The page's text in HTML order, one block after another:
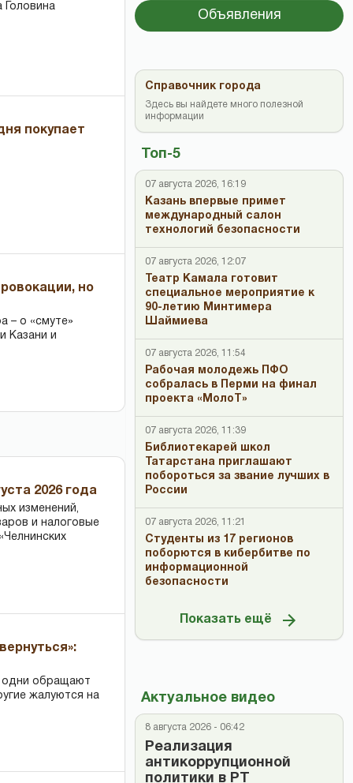
покупает
но
– о «смуте»
Казани и
2026 года
изменений,
и налоговые
одни обращают
жалуются на
Объявления
Топ-5
07 августа 2026, 16:19
Казань впервые примет
международный салон
технологий безопасности
07 августа 2026, 12:07
Театр Камала готовит
специальное мероприятие к
90-летию Минтимера
Шаймиева
07 августа 2026, 11:54
Рабочая молодежь ПФО
собралась в Перми на финал
проекта «МолоТ»
07 августа 2026, 11:39
Библиотекарей школ
Татарстана приглашают
побороться за звание лучших в
России
07 августа 2026, 11:21
Студенты из 17 регионов
поборются в кибербитве по
информационной
безопасности
Показать ещё
Актуальное видео
8 августа 2026 - 06:42
Реализация
антикоррупционной
политики в РТ
Справочник города
Здесь вы найдете много полезной
информации